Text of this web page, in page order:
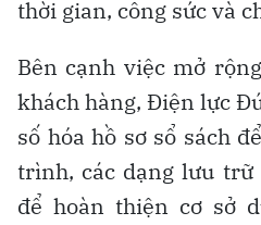
thời gian, công sức và
Bên cạnh việc mở
khách hàng, Điện lực
số hóa hồ sơ sổ sách
trình, các dạng lưu trữ
để hoàn thiện cơ sở